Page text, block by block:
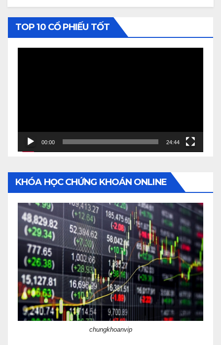
TOP 10 CỔ PHIẾU TỐT
00:00 24:44
KHÓA HỌC CHỨNG KHOÁN ONLINE
chungkhoanvip